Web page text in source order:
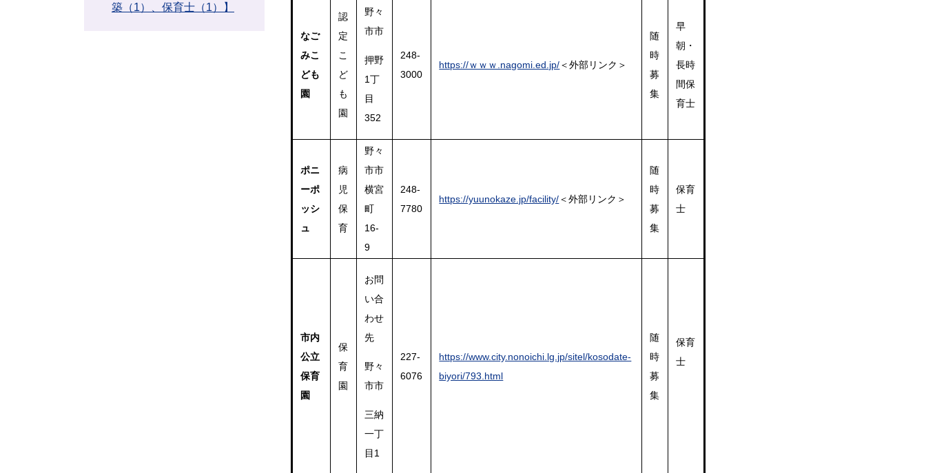
なご
みこ
ども
園
認
定
こ
ど
も
園
野々
市市
押野
1丁
目
352
248-
3000
https://ｗｗｗ.nagomi.ed.jp/＜外部リンク＞
随
時
募
集
早
朝・
長時
間保
育士
ポニ
ーポ
ッシ
ュ
病
児
保
育
野々
市市
横宮
町
16-
9
248-
7780
https://yuunokaze.jp/facility/＜外部リンク＞
随
時
募
集
保育
士
市内
公立
保育
園
保
育
園
お問
い合
わせ
先
野々
市市
三納
一丁
目1
227-
6076
https://www.city.nonoichi.lg.jp/sitel/kosodate-
biyori/793.html
随
時
募
集
保育
士
築（1）、保育士（1）】